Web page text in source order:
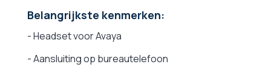
Belangrijkste kenmerken:
- Headset voor Avaya
- Aansluiting op bureautelefoon